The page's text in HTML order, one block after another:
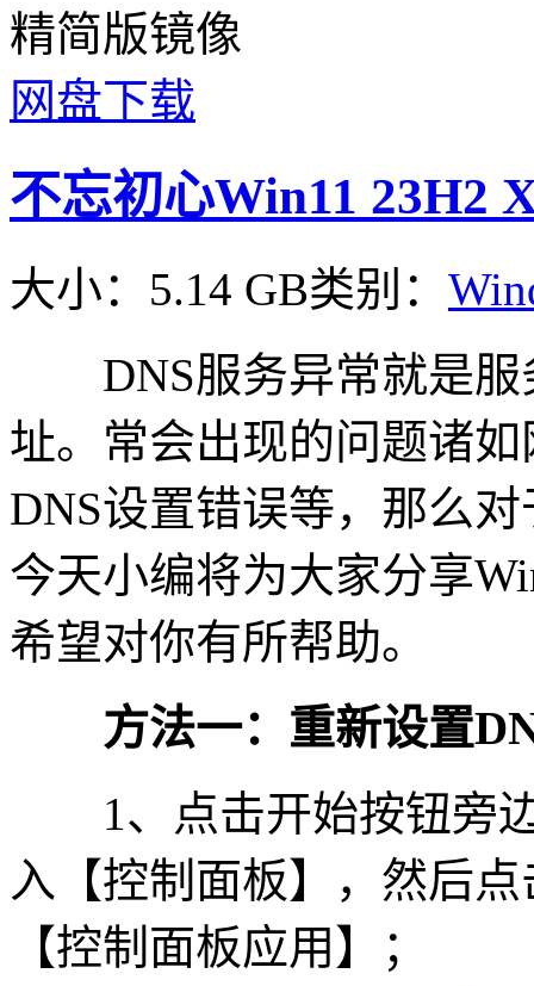
网盘下载
不忘初心Win11 23H2
大小：5.14 GB类别：
DNS服务异常就是服
址。常会出现的问题诸
DNS设置错误等，那么
今天小编将为大家分享
希望对你有所帮助。
方法一：重新设置
1、点击开始按钮旁边
入【控制面板】，然后
【控制面板应用】；